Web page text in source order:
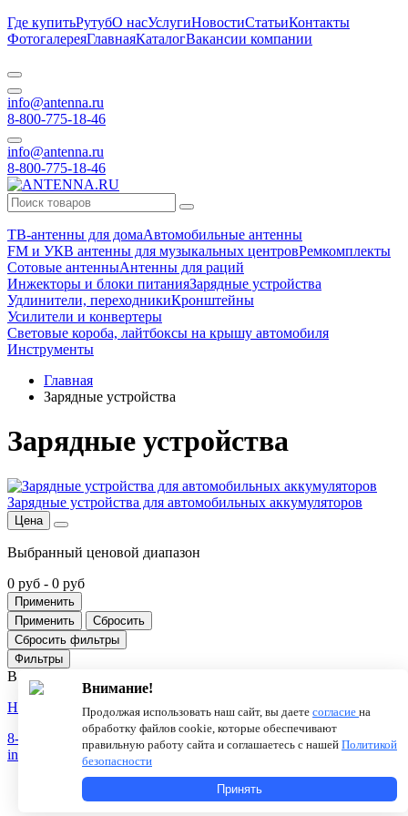
Где купитьРутубО насУслугиНовостиСтатьиКонтакты
ФотогалереяГлавнаяКаталогВакансии компании
info@antenna.ru
8-800-775-18-46
info@antenna.ru
8-800-775-18-46
ТВ-антенны для домаАвтомобильные антенны
FM и УКВ антенны для музыкальных центровРемкомплекты
Сотовые антенныАнтенны для раций
Инжекторы и блоки питанияЗарядные устройства
Удлинители, переходникиКронштейны
Усилители и конвертеры
Световые короба, лайтбоксы на крышу автомобиля
Инструменты
Главная
Зарядные устройства
Зарядные устройства
Зарядные устройства для автомобильных аккумуляторов
Цена
Выбранный ценовой диапазон
0 руб - 0 руб
Применить
Применить
Сбросить
Сбросить фильтры
Фильтры
В данном разделе пока нет товаров. Мы работаем над этим.
Новости
О компанииСтатьи
8-800-775-18-46
info@antenna.ru
Внимание!
Продолжая использовать наш сайт, вы даете согласие на
обработку файлов cookie, которые обеспечивают
правильную работу сайта и соглашаетесь с нашей Политикой
безопасности
Принять